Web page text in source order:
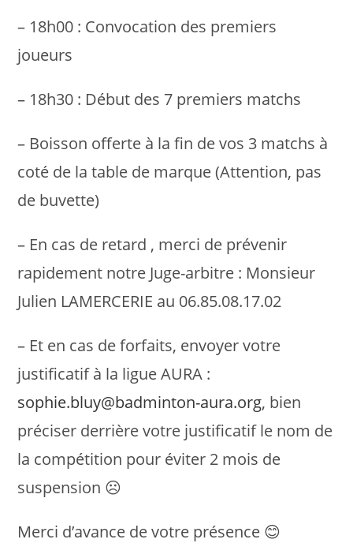
– 18h00 : Convocation des premiers
joueurs
– 18h30 : Début des 7 premiers matchs
– Boisson offerte à la fin de vos 3 matchs à
coté de la table de marque (Attention, pas
de buvette)
– En cas de retard , merci de prévenir
rapidement notre Juge-arbitre : Monsieur
Julien LAMERCERIE au 06.85.08.17.02
– Et en cas de forfaits, envoyer votre
justificatif à la ligue AURA :
sophie.bluy@badminton-aura.org, bien
préciser derrière votre justificatif le nom de
la compétition pour éviter 2 mois de
suspension ☹
Merci d’avance de votre présence 😊